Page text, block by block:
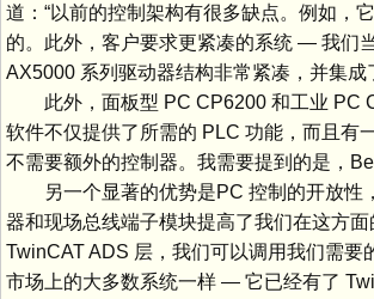
道：“以前的控制架构有很多缺点。例如，
的。此外，客户要求更紧凑的系统 — 我们
AX5000 系列驱动器结构非常紧凑，并集
此外，面板型 PC CP6200 和工业 PC
软件不仅提供了所需的 PLC 功能，而且有
不需要额外的控制器。我需要提到的是，
另一个显著的优势是PC 控制的开放性，
器和现场总线端子模块提高了我们在这方
TwinCAT ADS 层，我们可以调用我们需
市场上的大多数系统一样 — 它已经有了